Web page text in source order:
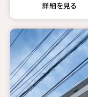
詳細を見る